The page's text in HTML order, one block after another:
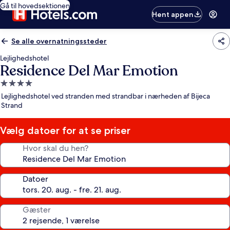
Gå til hovedsektionen
Hent appen
Se alle overnatningssteder
Lejlighedshotel
Residence Del Mar Emotion
4.0-
stjernet
overnatningssted
Lejlighedshotel ved stranden med strandbar i nærheden af Bijeca
Strand
Vælg datoer for at se priser
Hvor skal du hen?
Datoer
Gæster